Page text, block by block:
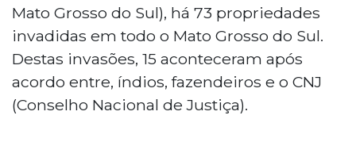
Mato Grosso do Sul), há 73 propriedades
invadidas em todo o Mato Grosso do Sul.
Destas invasões, 15 aconteceram após
acordo entre, índios, fazendeiros e o CNJ
(Conselho Nacional de Justiça).